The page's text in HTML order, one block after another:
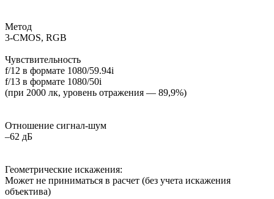
Метод
3-CMOS, RGB
Чувствительность
f/12 в формате 1080/59.94i
f/13 в формате 1080/50i
(при 2000 лк, уровень отражения — 89,9%)
Отношение сигнал-шум
–62 дБ
Геометрические искажения:
Может не приниматься в расчет (без учета искажения
объектива)